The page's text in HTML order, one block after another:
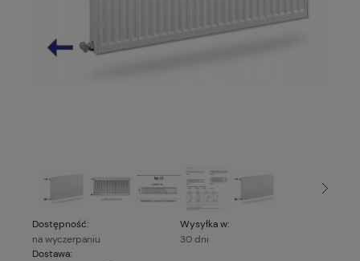
Dostępność:
na wyczerpaniu
Wysyłka w:
30 dni
Dostawa: